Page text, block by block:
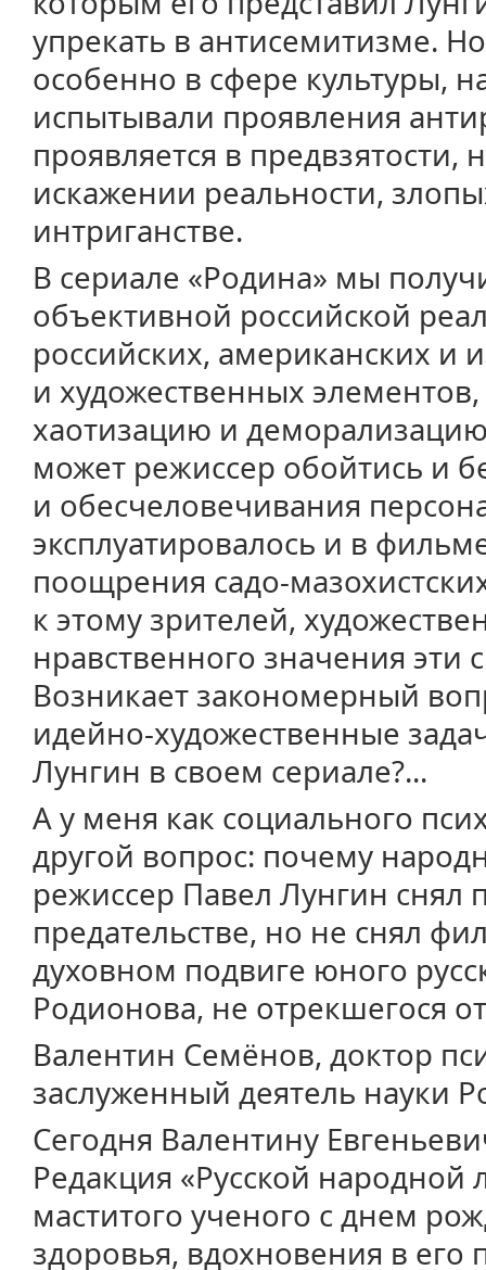
упрекать в антисемитизме.
особенно в сфере культуры,
испытывали проявления
проявляется в предвзятости,
искажении реальности,
интриганстве.
В сериале «Родина» мы
объективной российской
российских, американских и
и художественных
хаотизацию и
может режиссер обойтись и
и обесчеловечивания
эксплуатировалось и в
поощрения садо-
к этому зрителей,
нравственного значения
Возникает закономерный
идейно-художественные
Лунгин в своем сериале?...
А у меня как социального
другой вопрос: почему
режиссер Павел Лунгин снял
предательстве, но не снял
духовном подвиге юного
Родионова, не отрекшегося
Валентин Семёнов, доктор
заслуженный деятель науки
Сегодня Валентину
Редакция «Русской народной
маститого ученого с днем
здоровья, вдохновения в его